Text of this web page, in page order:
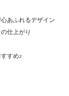
あふれるデザイン
仕上がり
すめ♪